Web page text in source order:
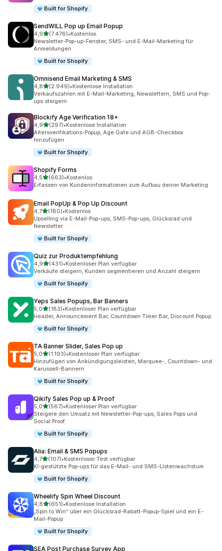
Built for Shopify
SendWILL Pop up Email Popup
4,9von 5 Sternen
(7.476)
7476 Rezensionen insgesamt
•Kostenlos
Newsletter-Pop-up-Fenster, SMS- und E-Mail-Marketing für
Anmeldungen
Built for Shopify
Omnisend Email Marketing & SMS
4,8von 5 Sternen
(2.949)
2949 Rezensionen insgesamt
•Kostenlose Installation
Verkaufszahlen mit E-Mail-Marketing, Newslettern, SMS und Pop-
ups steigern
Blockify Age Verification 18+
4,9von 5 Sternen
(297)
297 Rezensionen insgesamt
•Kostenlose Installation
Altersverifikations-Popup, Age Gate und AGB-Checkbox
hinzufügen
Built for Shopify
Shopify Forms
4,5von 5 Sternen
(663)
663 Rezensionen insgesamt
•Kostenlos
Erfassen von Kundeninformationen zum Aufbau deiner Marketing
Email PopUp & Pop Up Discount
4,7von 5 Sternen
(180)
180 Rezensionen insgesamt
•Kostenlos
Upselling via E-Mail-Pop-ups, SMS-Pop-ups, Glücksrad und
Newsletter
Built for Shopify
Quiz zur Produktempfehlung
4,9von 5 Sternen
(431)
431 Rezensionen insgesamt
•Kostenloser Plan verfügbar
Verkäufe steigern, Kunden segmentieren und Anzahl steigern
Built for Shopify
Yeps Sales Popups, Bar Banners
5,0von 5 Sternen
(183)
183 Rezensionen insgesamt
•Kostenloser Plan verfügbar
Header, Announcement Bar, Countdown Timer Bar, Discount Popup
Built for Shopify
TA Banner Slider, Sales Pop up
5,0von 5 Sternen
(1.193)
1193 Rezensionen insgesamt
•Kostenloser Plan verfügbar
Hinzufügen von Ankündigungsleisten, Marquee-, Countdown- und
Karussell-Bannern
Built for Shopify
Qikify Sales Pop up & Proof
5,0von 5 Sternen
(567)
567 Rezensionen insgesamt
•Kostenloser Plan verfügbar
Steigere den Umsatz mit Newsletter-Pop-ups, Sales Pops und
Social Proof.
Built for Shopify
Alia: Email & SMS Popups
4,7von 5 Sternen
(107)
107 Rezensionen insgesamt
•Kostenloser Test verfügbar
KI-gestützte Pop-ups für das E-Mail- und SMS-Listenwachstum
Built for Shopify
Wheelify Spin Wheel Discount
4,8von 5 Sternen
(651)
651 Rezensionen insgesamt
•Kostenlose Installation
„Spin to Win“ über ein Glücksrad-Rabatt-Popup-Spiel und ein E-
Mail-Popup
Built for Shopify
SEA Post Purchase Survey App